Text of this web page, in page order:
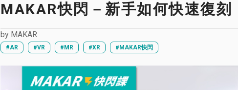
MAKAR快閃－新手如何快速復
by MAKAR
#AR #VR #MR #XR #MAKAR快閃